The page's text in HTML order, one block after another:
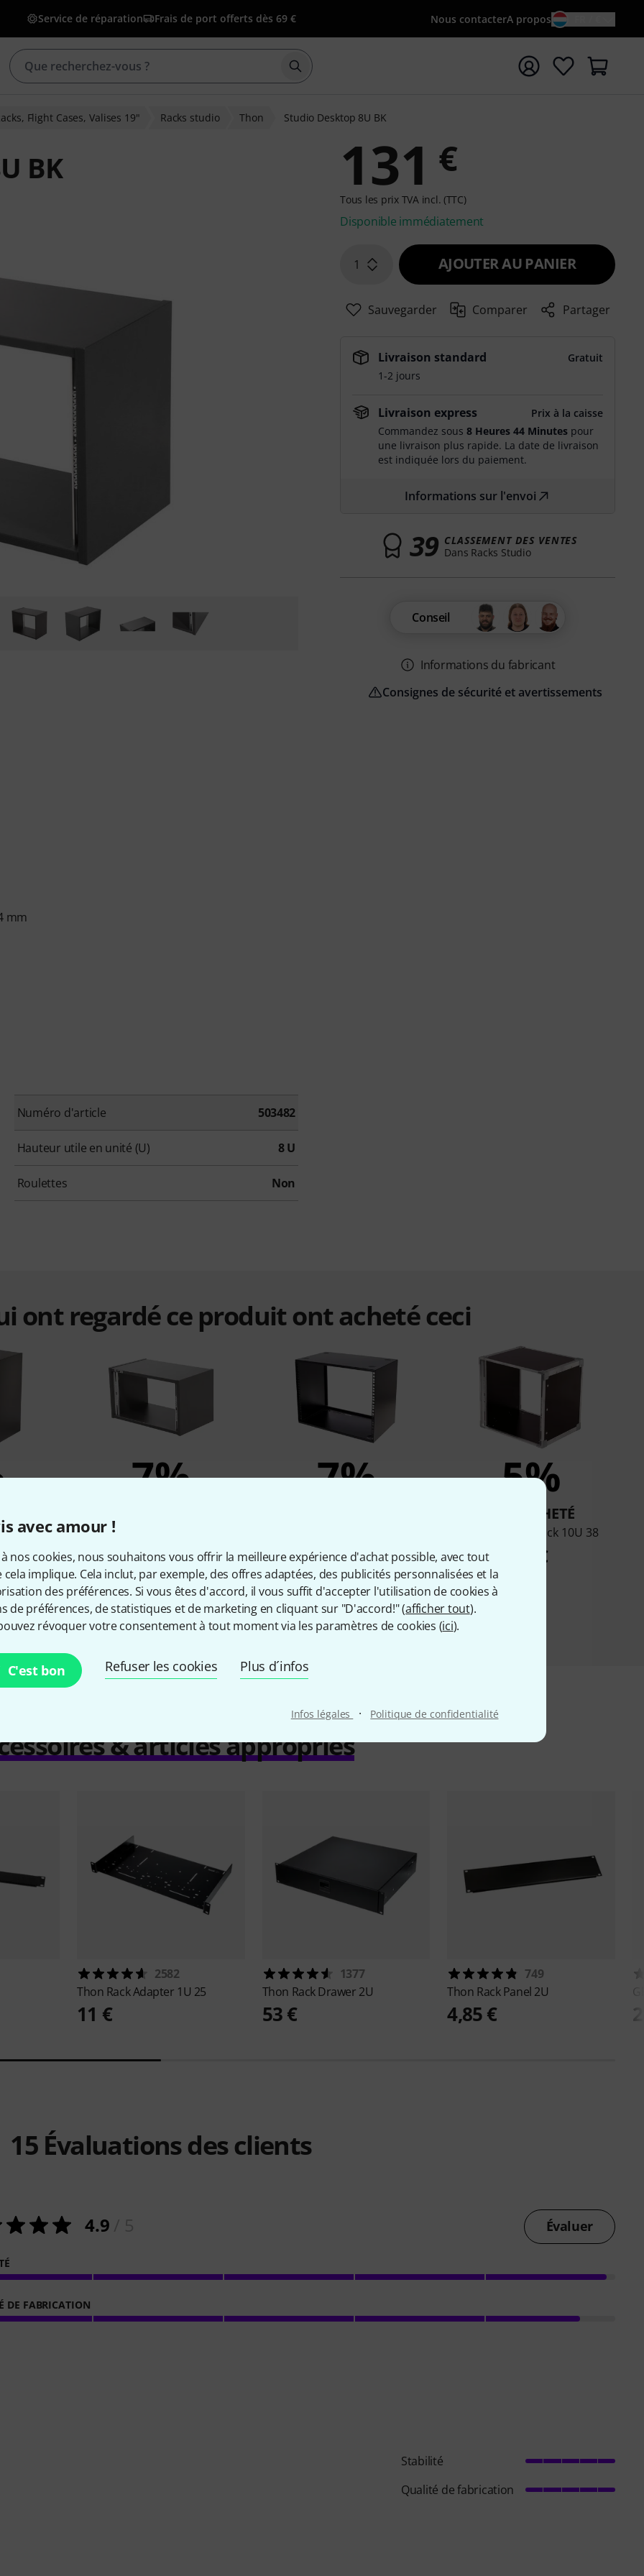
avec amour !
à nos cookies, nous souhaitons vous offrir la meilleure expérience d'achat possible, avec tout
cela implique. Cela inclut, par exemple, des offres adaptées, des publicités personnalisées et la
des préférences. Si vous êtes d'accord, il vous suffit d'accepter l'utilisation de cookies à
de préférences, de statistiques et de marketing en cliquant sur "D'accord!" (afficher tout).
révoquer votre consentement à tout moment via les paramètres de cookies (ici).
C'est bon Refuser les cookies Plus d´infos
Infos légales · Politique de confidentialité
Service de réparation Frais de port offerts dès 69 € Nous contacterA propos
Démarrer la recherche avec le terme de recherche
Flight Cases, Valises 19" Racks studio Thon Studio Desktop 8U BK
BK
clients
mm
Numéro d'article 503482
Hauteur utile en unité (U) 8 U
Roulettes Non
131 €
Tous les prix TVA incl. (TTC)
Disponible immédiatement
1 AJOUTER AU PANIER
Sauvegarder Comparer Partager
Livraison standard
Gratuit
1-2 jours
Livraison express
Prix à la caisse
Commandez sous8 Heures 44 Minutes pour
une livraison plus rapide. La date de livraison
est indiquée lors du paiement.
Informations sur l'envoi
39 CLASSEMENT DES VENTES
Dans Racks Studio
Conseil
Informations du fabricant
Consignes de sécurité et avertissements
ont regardé ce produit ont acheté ceci
50 black
7%
Thon Studio Desktop 6U BK
122 €
7%
58 €
5%
ONT ACHETÉ
Thon Studio Rack 10U 38
63 €
Comparer
& articles appropriés
2582
Thon Rack Adapter 1U 25
11 €
1377
Thon Rack Drawer 2U
53 €
749
Thon Rack Panel 2U
4,85 €
15 Évaluations des clients
4.9 Évaluer
DE FABRICATION
Stabilité
Qualité de fabrication